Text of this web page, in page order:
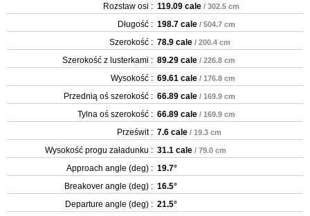
Rozstaw osi : 119.09 cale / 302.5 cm
Długość : 198.7 cale / 504.7 cm
Szerokość : 78.9 cale / 200.4 cm
Szerokość z lusterkami : 89.29 cale / 226.8 cm
Wysokość : 69.61 cale / 176.8 cm
Przednią oś szerokość : 66.89 cale / 169.9 cm
Tylna oś szerokość : 66.89 cale / 169.9 cm
Prześwit : 7.6 cale / 19.3 cm
Wysokość progu załadunku : 31.1 cale / 79.0 cm
Approach angle (deg) : 19.7°
Breakover angle (deg) : 16.5°
Departure angle (deg) : 21.5°